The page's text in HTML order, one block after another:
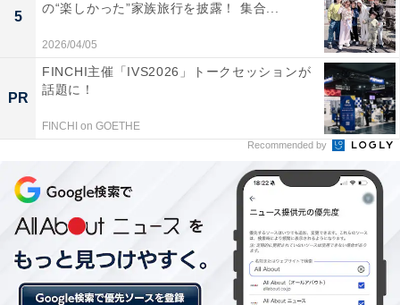
5
の“楽しかった”家族旅行を披露！ 集合...
2026/04/05
PR
FINCHI主催「IVS2026」トークセッションが
話題に！
FINCHI on GOETHE
Recommended by